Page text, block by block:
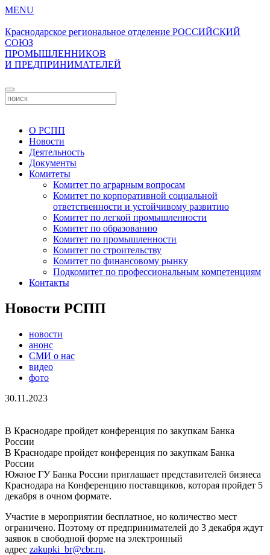
MENU
Краснодарское региональное отделение РОССИЙСКИЙ
СОЮЗ
ПРОМЫШЛЕННИКОВ
И ПРЕДПРИНИМАТЕЛЕЙ
О РСПП
Новости
Деятельность
Документы
Комитеты
Комитет по аграрным вопросам
Комитет по корпоративной социальной
ответственности и устойчивому развитию
Комитет по легкой промышленности
Комитет по образованию
Комитет по промышленности
Комитет по строительству
Комитет по финансовому рынку
Подкомитет по профессиональным компетенциям
Контакты
Новости РСПП
новости
анонс
СМИ о нас
видео
фото
30.11.2023
В Краснодаре пройдет конференция по закупкам Банка
России
В Краснодаре пройдет конференция по закупкам Банка
России
Южное ГУ Банка России приглашает представителей бизнеса
Краснодара на Конференцию поставщиков, которая пройдет 5
декабря в очном формате.
Участие в мероприятии бесплатное, но количество мест
ограничено. Поэтому от предпринимателей до 3 декабря ждут
заявок в свободной форме на электронный
адрес zakupki_br@cbr.ru.